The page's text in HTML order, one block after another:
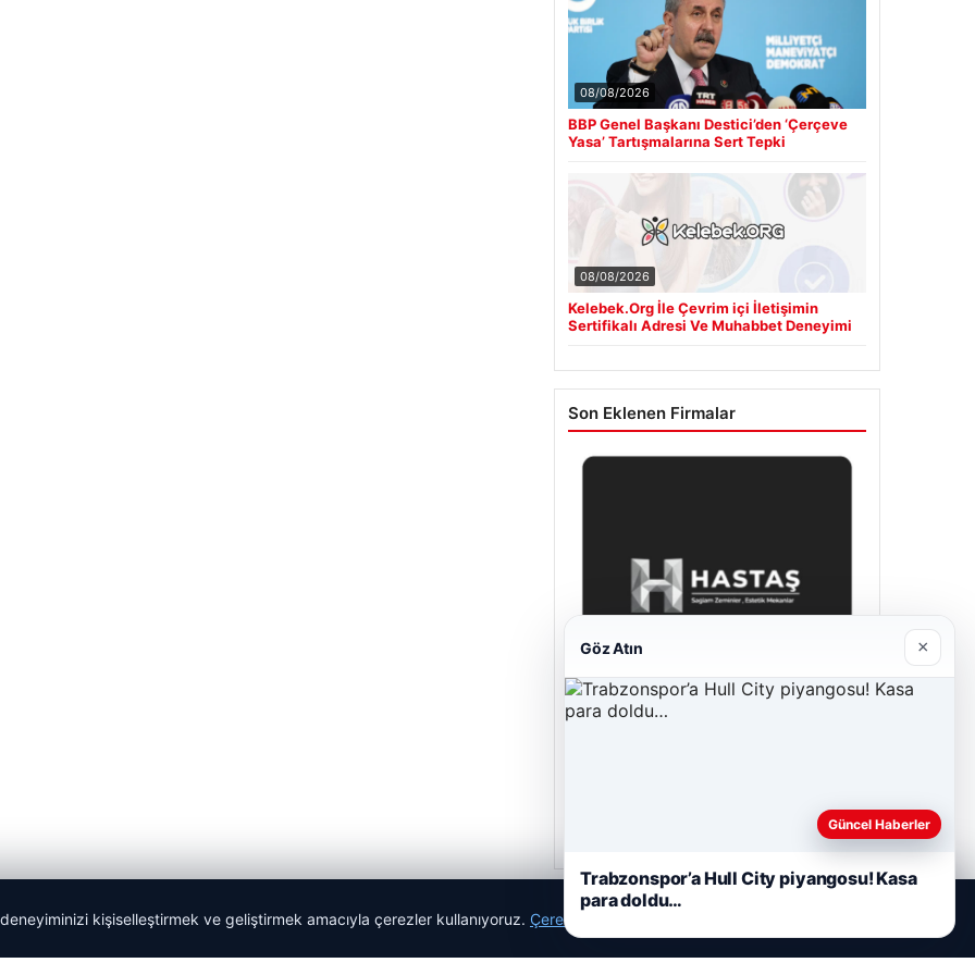
08/08/2026
BBP Genel Başkanı Destici’den ‘Çerçeve
Yasa’ Tartışmalarına Sert Tepki
08/08/2026
Kelebek.Org İle Çevrim içi İletişimin
Sertifikalı Adresi Ve Muhabbet Deneyimi
Son Eklenen Firmalar
kişiselleştirmek ve geliştirmek amacıyla çerezler kullanıyoruz. Çerez Politikamız
Göz Atın ×
Güncel Haberler
Trabzonspor’a Hull City piyangosu! Kasa
para doldu…